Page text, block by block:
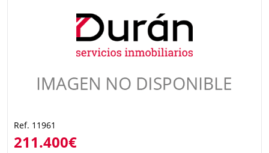
Ref. 11961
211.400€